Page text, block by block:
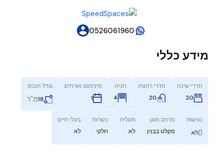
0526061960
מידע כללי
חדרי שינה
20
חדרי רחצה
20
חניה
4
מינימום אורחים
1
גודל הנכס
18מ"ר
נגישות
לא
מרחב מוגן
מקלט בבנין
מעלית
לא
כשרות
חלקי
בעלי חיים
לא